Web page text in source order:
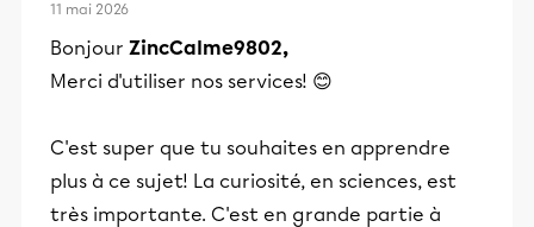
11 mai 2026
Bonjour ZincCalme9802,
Merci d'utiliser nos services! 😊
C'est super que tu souhaites en apprendre
plus à ce sujet! La curiosité, en sciences, est
très importante. C'est en grande partie à